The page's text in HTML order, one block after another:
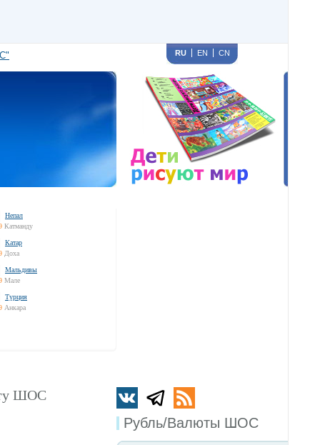
RU EN CN
Непал
Катманду
Катар
Доха
Мальдивы
Мале
Турция
Анкара
Рубль/Валюты ШОС
ШОС